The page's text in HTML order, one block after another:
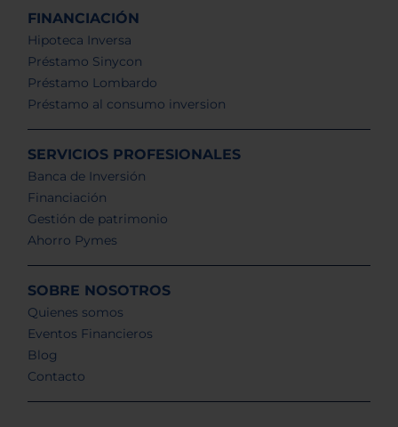
FINANCIACIÓN
Hipoteca Inversa
Préstamo Sinycon
Préstamo Lombardo
Préstamo al consumo inversion
SERVICIOS PROFESIONALES
Banca de Inversión
Financiación
Gestión de patrimonio
Ahorro Pymes
SOBRE NOSOTROS
Quienes somos
Eventos Financieros
Blog
Contacto